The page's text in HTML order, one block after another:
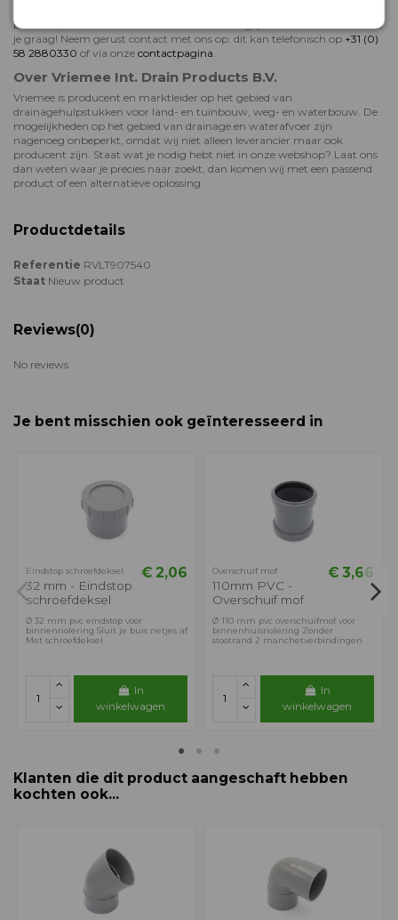
bestellen, of meer wil weten over onze rioleringsproducten. We adviseren
je graag! Neem gerust contact met ons op: dit kan telefonisch op +31 (0)
58 2880330 of via onze contactpagina.
Over Vriemee Int. Drain Products B.V.
Vriemee is producent en marktleider op het gebied van
drainagehulpstukken voor land- en tuinbouw, weg- en waterbouw. De
mogelijkheden op het gebied van drainage en waterafvoer zijn
nagenoeg onbeperkt, omdat wij niet alleen leverancier maar ook
producent zijn. Staat wat je nodig hebt niet in onze webshop? Laat ons
dan weten waar je precies naar zoekt, dan komen wij met een passend
product of een alternatieve oplossing.
Productdetails
Referentie RVLT907540
Staat Nieuw product
Reviews(0)
No reviews
Je bent misschien ook geïnteresseerd in
Eindstop schroefdeksel
32 mm - Eindstop
schroefdeksel
€ 2,06
Ø 32 mm pvc eindstop voor
binnenriolering Sluit je buis netjes af
Met schroefdeksel
In
winkelwagen
Overschuif mof
110mm PVC -
Overschuif mof
€ 3,66
Ø 110 mm pvc overschuifmof voor
binnenhuisriolering Zonder
stootrand 2 manchetverbindingen
In
winkelwagen
Klanten die dit product aangeschaft hebben
kochten ook...